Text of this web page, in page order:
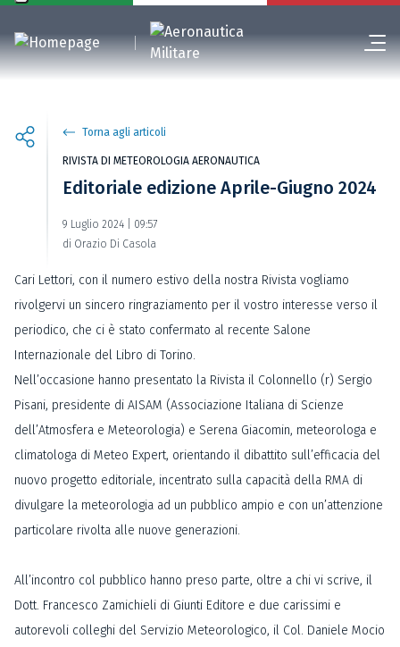
Torna agli articoli
RIVISTA DI METEOROLOGIA AERONAUTICA
Editoriale edizione Aprile-Giugno 2024
9 Luglio 2024 | 09:57
di Orazio Di Casola
Cari Lettori, con il numero estivo della nostra Rivista vogliamo
rivolgervi un sincero ringraziamento per il vostro interesse verso il
periodico, che ci è stato confermato al recente Salone
Internazionale del Libro di Torino.
Nell’occasione hanno presentato la Rivista il Colonnello (r) Sergio
Pisani, presidente di AISAM (Associazione Italiana di Scienze
dell’Atmosfera e Meteorologia) e Serena Giacomin, meteorologa e
climatologa di Meteo Expert, orientando il dibattito sull’efficacia del
nuovo progetto editoriale, incentrato sulla capacità della RMA di
divulgare la meteorologia ad un pubblico ampio e con un’attenzione
particolare rivolta alle nuove generazioni.
All’incontro col pubblico hanno preso parte, oltre a chi vi scrive, il
Dott. Francesco Zamichieli di Giunti Editore e due carissimi e
autorevoli colleghi del Servizio Meteorologico, il Col. Daniele Mocio